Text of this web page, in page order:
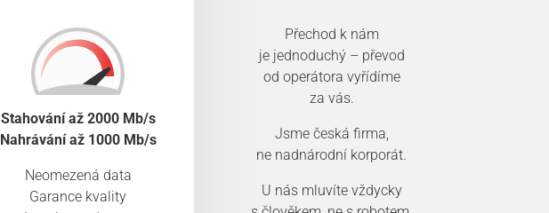
Stahování až 2000 Mb/s
Nahrávání až 1000 Mb/s
Neomezená data
Garance kvality
Přechod k nám
je jednoduchý – převod
od operátora vyřídíme
za vás.
Jsme česká firma,
ne nadnárodní korporát.
U nás mluvíte vždycky